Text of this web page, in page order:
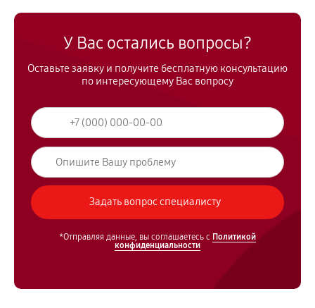
У Вас остались вопросы?
Оставьте заявку и получите бесплатную консультацию
по интересующему Вас вопросу
*Отправляя данные, вы соглашаетесь с Политикой
конфиденциальности